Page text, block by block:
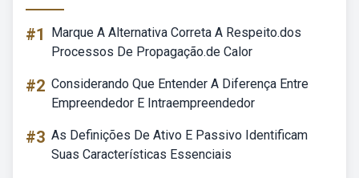
#1
Marque A Alternativa Correta A Respeito.dos
Processos De Propagação.de Calor
#2 Considerando Que Entender A Diferença Entre
Empreendedor E Intraempreendedor
#3 As Definições De Ativo E Passivo Identificam
Suas Características Essenciais